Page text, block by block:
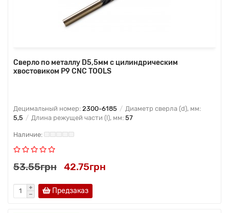
Сверло по металлу D5,5мм с цилиндрическим
хвостовиком Р9 CNC TOOLS
Децимальный номер: 2300-6185
Диаметр сверла (d), мм:
5,5
Длина режущей части (l), мм: 57
53.55грн 42.75грн
Предзаказ